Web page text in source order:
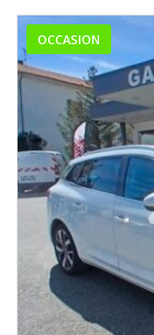
OCCASION